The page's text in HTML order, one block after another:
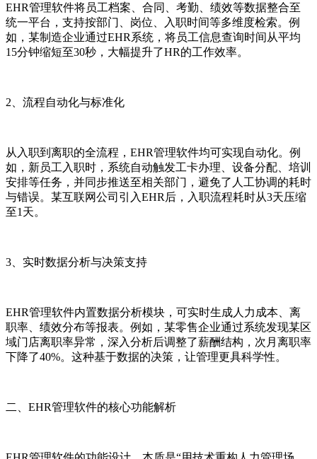
EHR管理软件将员工档案、合同、考勤、绩效等数据整合至
统一平台，支持按部门、岗位、入职时间等多维度检索。例
如，某制造企业通过EHR系统，将员工信息查询时间从平均
15分钟缩短至30秒，大幅提升了HR的工作效率。
2、流程自动化与标准化
从入职到离职的全流程，EHR管理软件均可实现自动化。例
如，新员工入职时，系统自动触发工卡办理、设备分配、培训
安排等任务，并同步推送至相关部门，避免了人工协调的耗时
与错误。某互联网公司引入EHR后，入职流程耗时从3天压缩
至1天。
3、实时数据分析与决策支持
EHR管理软件内置数据分析模块，可实时生成人力成本、离
职率、绩效分布等报表。例如，某零售企业通过系统发现某区
域门店离职率异常，深入分析后调整了薪酬结构，次月离职率
下降了40%。这种基于数据的决策，让管理更具科学性。
二、EHR管理软件的核心功能解析